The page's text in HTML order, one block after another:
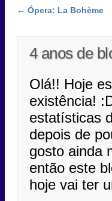
Post navigation
← Ópera: La Bohème
4 anos de
Olá!! Hoje
existência!
estatísticas
depois de
gosto ainda
então este
hoje vai ter